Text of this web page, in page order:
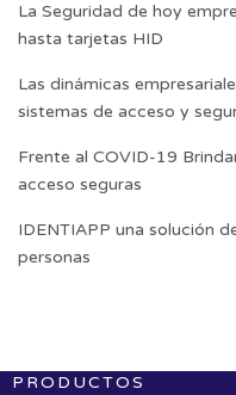
La Seguridad de hoy
hasta tarjetas HID
Las dinámicas
sistemas de acceso y
Frente al COVID-19
acceso seguras
IDENTIAPP una solución
personas
PRODUCTOS